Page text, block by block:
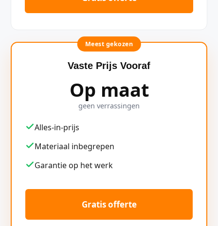
Meest gekozen
Vaste Prijs Vooraf
Op maat
geen verrassingen
Alles-in-prijs
Materiaal inbegrepen
Garantie op het werk
Gratis offerte